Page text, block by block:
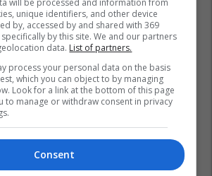
unique identifiers, and other device
by, accessed by and shared with 369
by this site. We and our partners
data. List of partners.
process your personal data on the basis
which you can object to by managing
Look for a link at the bottom of this page
to manage or withdraw consent in privacy
Consent